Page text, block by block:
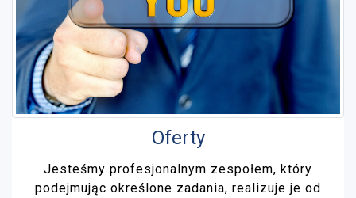
Oferty
Jesteśmy profesjonalnym zespołem, który
podejmując określone zadania, realizuje je od